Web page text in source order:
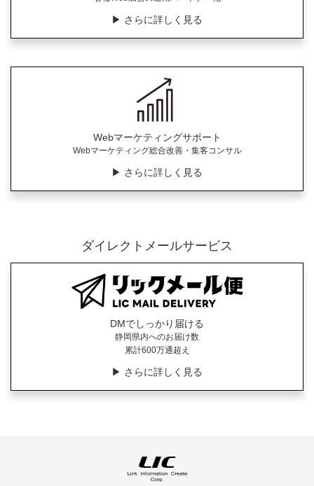
▶︎ さらに詳しく見る
Webマーケティングサポート
Webマーケティング総合改善・集客コンサル
▶︎ さらに詳しく見る
ダイレクトメールサービス
DMでしっかり届ける
静岡県内へのお届け数
累計600万通超え
▶︎ さらに詳しく見る